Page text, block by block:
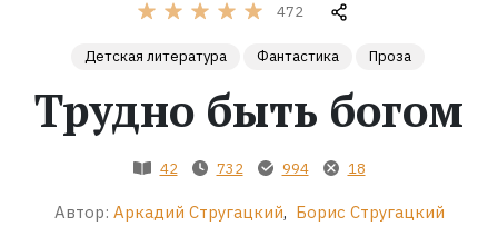
Экранизации
Коллекции
472
Детская литература Фантастика Проза
Трудно быть богом
42 732 994 18
Автор: Аркадий Стругацкий, Борис Стругацкий